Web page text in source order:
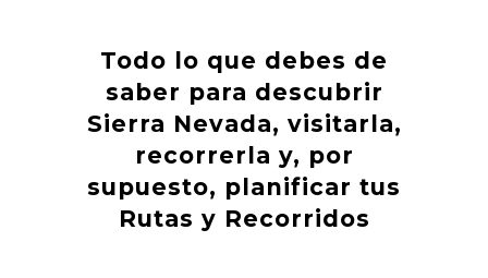
Todo lo que debes de
saber para descubrir
Sierra Nevada, visitarla,
recorrerla y, por
supuesto, planificar tus
Rutas y Recorridos